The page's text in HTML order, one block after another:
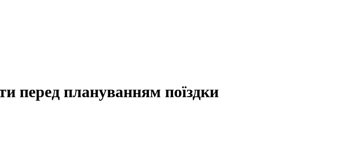
перед плануванням поїздки